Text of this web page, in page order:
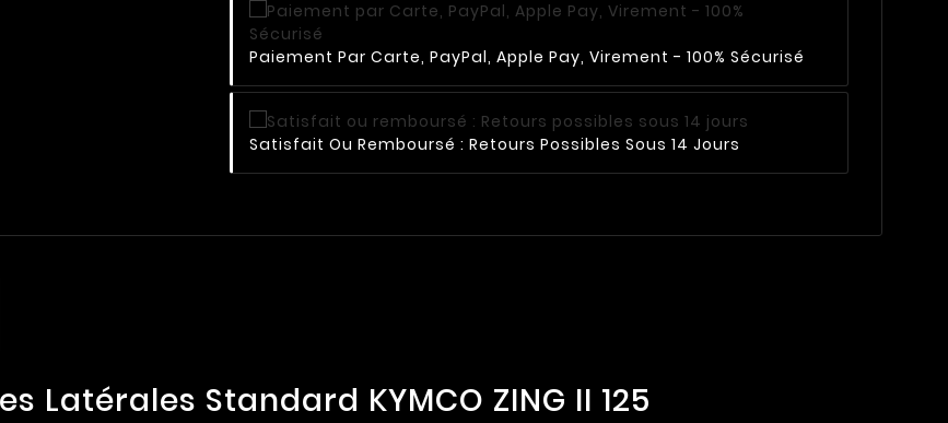
Paiement Par Carte, PayPal, Apple Pay, Virement - 100% Sécurisé
Satisfait Ou Remboursé : Retours Possibles Sous 14 Jours
Latérales Standard KYMCO ZING II 125